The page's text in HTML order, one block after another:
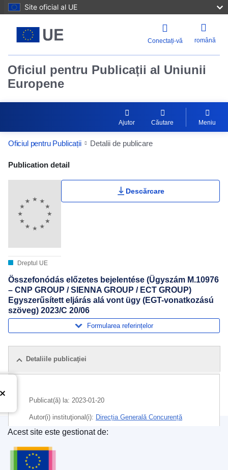
Site oficial al UE
Conectați-vă română
Oficiul pentru Publicații al Uniunii
Europene
Ajutor Căutare Meniu
Oficiul pentru Publicații Detalii de publicare
Publication Detail Actions Portlet
Publication detail
Dreptul UE
Descărcare
Összefonódás előzetes bejelentése (Ügyszám M.10976
– CNP GROUP / SIENNA GROUP / ECT GROUP)
Egyszerűsített eljárás alá vont ügy (EGT-vonatkozású
szöveg) 2023/C 20/06
Formularea referințelor
Detaliile publicaţiei
Publicat(ă) la: 2023-01-20
Autor(i) instituţional(i): Direcția Generală Concurență
(Comisia Europeană), Comisia Europeană
Subiecte:
,
deșeuri periculoase
Oficiul pentru Publicații al Uniunii Europene
Acest site este gestionat de: